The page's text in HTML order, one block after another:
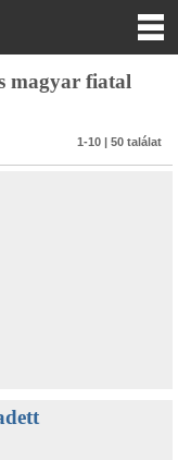
magyar fiatal
1-10 | 50 találat